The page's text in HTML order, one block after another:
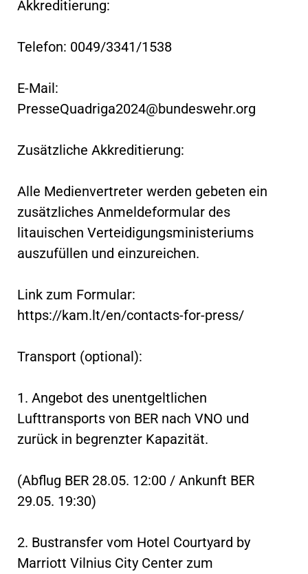
Akkreditierung:
Telefon: 0049/3341/1538
E-Mail:
PresseQuadriga2024@bundeswehr.org
Zusätzliche Akkreditierung:
Alle Medienvertreter werden gebeten ein
zusätzliches Anmeldeformular des
litauischen Verteidigungsministeriums
auszufüllen und einzureichen.
Link zum Formular:
https://kam.lt/en/contacts-for-press/
Transport (optional):
1. Angebot des unentgeltlichen
Lufttransports von BER nach VNO und
zurück in begrenzter Kapazität.
(Abflug BER 28.05. 12:00 / Ankunft BER
29.05. 19:30)
2. Bustransfer vom Hotel Courtyard by
Marriott Vilnius City Center zum